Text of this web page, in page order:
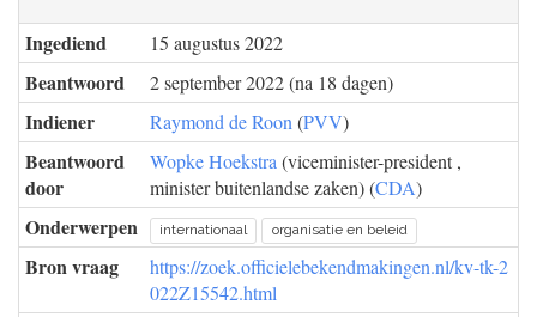
Ingediend 15 augustus 2022
Beantwoord 2 september 2022 (na 18 dagen)
Indiener Raymond de Roon (PVV)
Beantwoord
door
Wopke Hoekstra (viceminister-president ,
minister buitenlandse zaken) (CDA)
Onderwerpen internationaal organisatie en beleid
Bron vraag
https://zoek.officielebekendmakingen.nl/kv-tk-2
022Z15542.html